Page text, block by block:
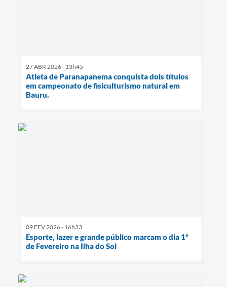
27 ABR 2026 - 13h45
Atleta de Paranapanema conquista dois títulos
em campeonato de fisiculturismo natural em
Bauru.
09 FEV 2026 - 16h33
Esporte, lazer e grande público marcam o dia 1º
de Fevereiro na Ilha do Sol